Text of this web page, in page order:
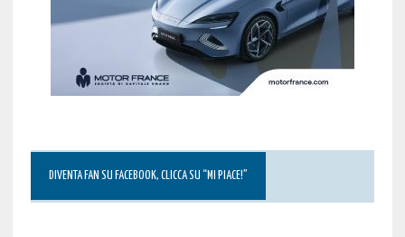
DIVENTA FAN SU FACEBOOK, CLICCA SU “MI PIACE!”